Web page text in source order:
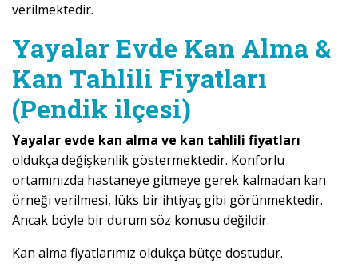
verilmektedir.
Yayalar Evde Kan Alma &
Kan Tahlili Fiyatları
(Pendik ilçesi)
Yayalar evde kan alma ve kan tahlili fiyatları
oldukça değişkenlik göstermektedir. Konforlu
ortamınızda hastaneye gitmeye gerek kalmadan kan
örneği verilmesi, lüks bir ihtiyaç gibi görünmektedir.
Ancak böyle bir durum söz konusu değildir.
Kan alma fiyatlarımız oldukça bütçe dostudur.